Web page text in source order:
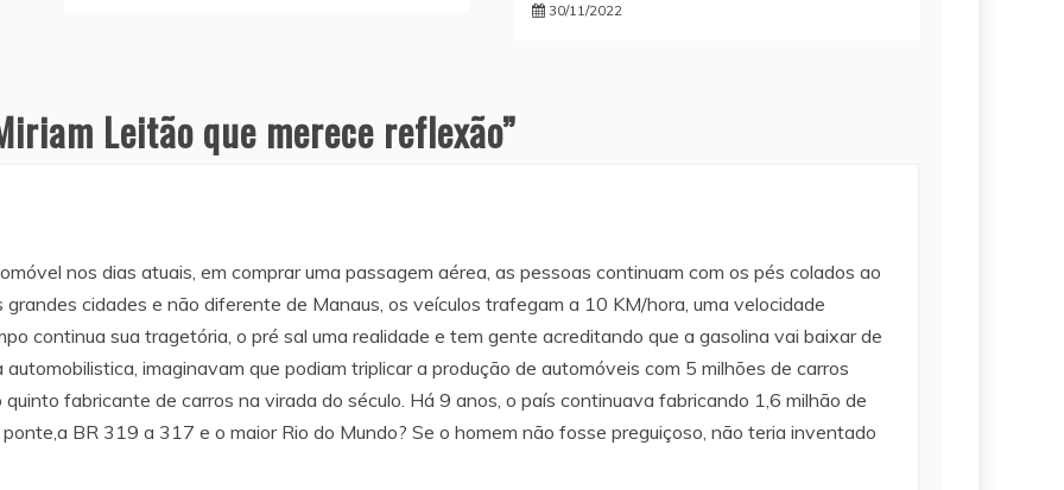
30/11/2022
Leitão que merece reflexão”
nos dias atuais, em comprar uma passagem aérea, as pessoas continuam com os pés colados ao
grandes cidades e não diferente de Manaus, os veículos trafegam a 10 KM/hora, uma velocidade
continua sua tragetória, o pré sal uma realidade e tem gente acreditando que a gasolina vai baixar de
imaginavam que podiam triplicar a produção de automóveis com 5 milhões de carros
fabricante de carros na virada do século. Há 9 anos, o país continuava fabricando 1,6 milhão de
BR 319 a 317 e o maior Rio do Mundo? Se o homem não fosse preguiçoso, não teria inventado